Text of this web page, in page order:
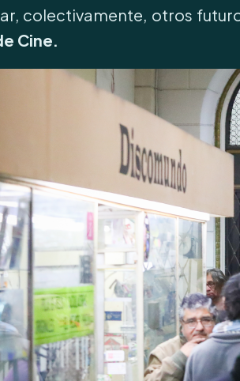
colectivamente, otros
Cine.